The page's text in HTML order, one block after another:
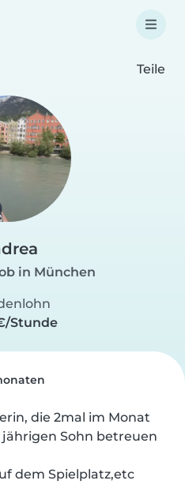
Teile
in München
Stunde
die 2mal im Monat
Sohn betreuen
dem Spielplatz,etc